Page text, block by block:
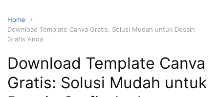
Home
Download Template Canva Gratis: Solusi Mudah untuk Desain
Grafis Anda
Download Template Canva
Gratis: Solusi Mudah untuk